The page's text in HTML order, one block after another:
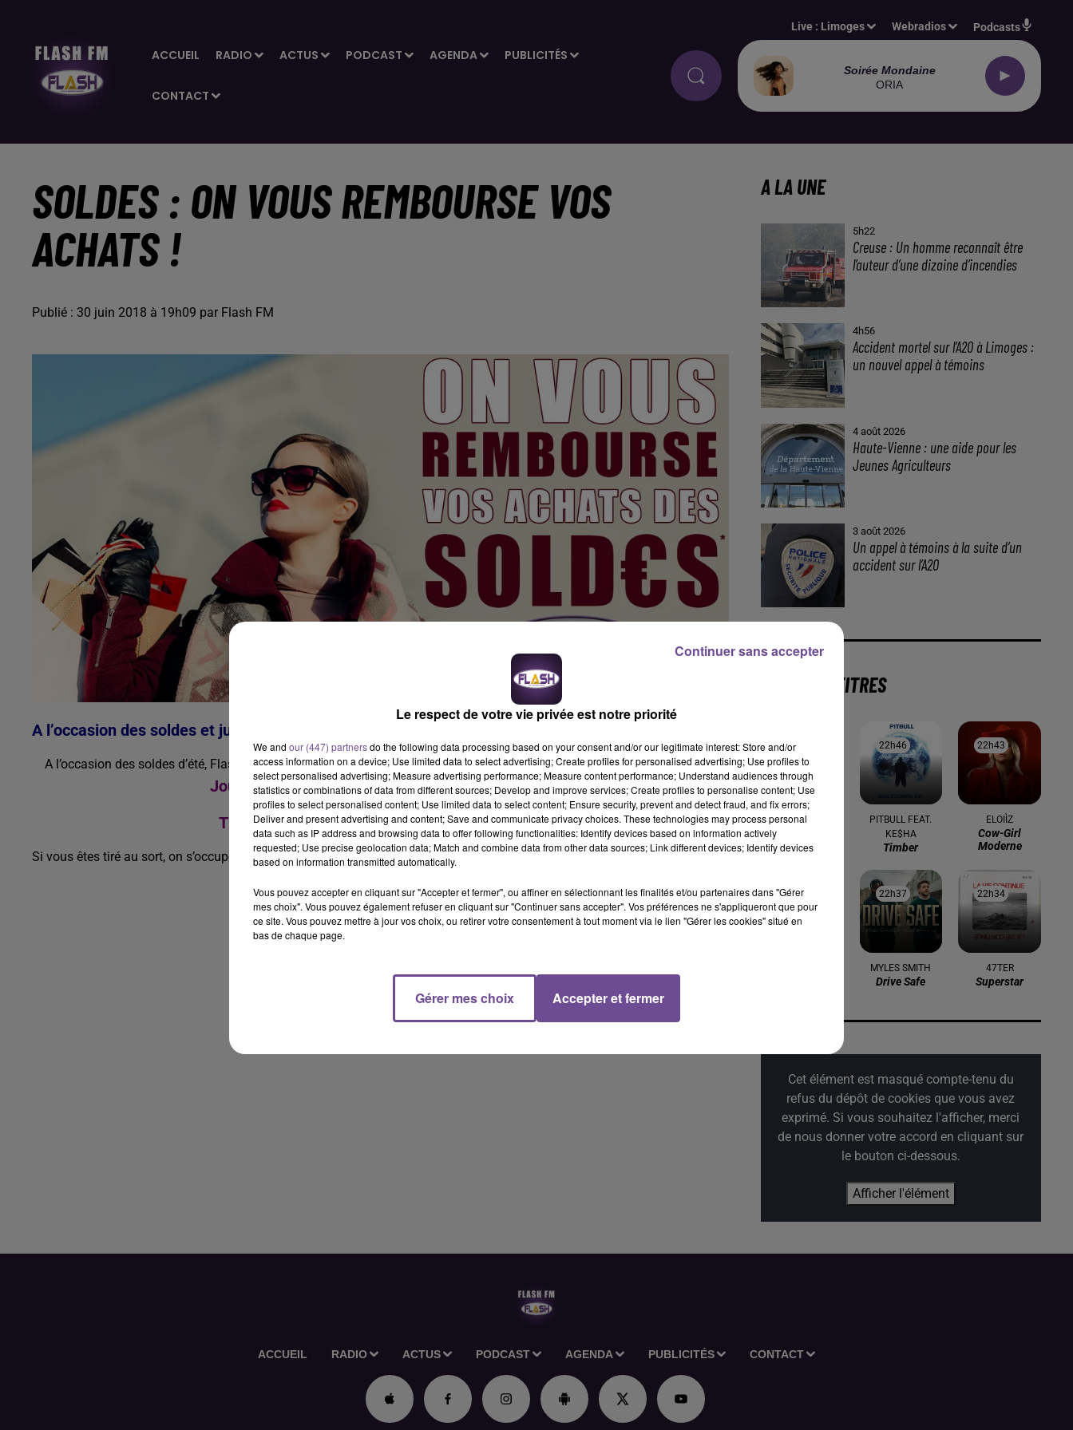
ACCUEIL RADIO ACTUS PODCAST AGENDA PUBLICITÉS
CONTACT
Live : Limoges Webradios Podcasts
Soirée Mondaine
ORIA
SOLDES : ON VOUS REMBOURSE VOS
ACHATS !
Publié : 30 juin 2018 à 19h09 par Flash FM
A l’occasion des soldes et jusqu’au vendredi 6 juillet, Flash FM vous rembourse vos achats !
A l’occasion des soldes d’été, Flash FM vous rembourse votre ticket de caisse dans la limite de 200 euros !
Jouez par sms en envoyant FLASH au 72 800* !
Tirage au sort vendredi soir dans l’Afterwork !
Si vous êtes tiré au sort, on s’occupera de votre ticket de caisse spécial soldes ! *65 centimes par sms + coût du sms
A LA UNE
5h22
Creuse : Un homme reconnaît être
l’auteur d’une dizaine d’incendies
4h56
Accident mortel sur l’A20 à Limoges :
un nouvel appel à témoins
4 août 2026
Haute-Vienne : une aide pour les
Jeunes Agriculteurs
3 août 2026
Un appel à témoins à la suite d’un
accident sur l’A20
DERNIERS TITRES
22h49
22h49
ORIA
Mondaine
22h46
22h46
PITBULL FEAT.
KE$HA
Timber
22h43
22h43
ELOIÌZ
Cow-Girl
Moderne
22h40
22h40 22h37
22h37
MYLES SMITH
Drive Safe
22h34
22h34
47TER
Superstar
Cet élément est masqué compte-tenu du
refus du dépôt de cookies que vous avez
exprimé. Si vous souhaitez l'afficher, merci
de nous donner votre accord en cliquant sur
le bouton ci-dessous.
Afficher l'élément
ACCUEIL RADIO ACTUS PODCAST AGENDA PUBLICITÉS CONTACT
Le respect de votre vie privée est notre priorité
We and our (447) partnersdo the following data processing based on your consent and/or our legitimate interest: Store and/or
access information on a device; Use limited data to select advertising; Create profiles for personalised advertising; Use profiles to
select personalised advertising; Measure advertising performance; Measure content performance; Understand audiences through
statistics or combinations of data from different sources; Develop and improve services; Create profiles to personalise content; Use
profiles to select personalised content; Use limited data to select content; Ensure security, prevent and detect fraud, and fix errors;
Deliver and present advertising and content; Save and communicate privacy choices. These technologies may process personal
data such as IP address and browsing data to offer following functionalities: Identify devices based on information actively
requested; Use precise geolocation data; Match and combine data from other data sources; Link different devices; Identify devices
based on information transmitted automatically.
Vous pouvez accepter en cliquant sur "Accepter et fermer", ou affiner en sélectionnant les finalités et/ou partenaires dans "Gérer
mes choix". Vous pouvez également refuser en cliquant sur "Continuer sans accepter". Vos préférences ne s'appliqueront que pour
ce site. Vous pouvez mettre à jour vos choix, ou retirer votre consentement à tout moment via le lien "Gérer les cookies" situé en
bas de chaque page.
Gérer mes choix Accepter et fermer
Continuer sans accepter